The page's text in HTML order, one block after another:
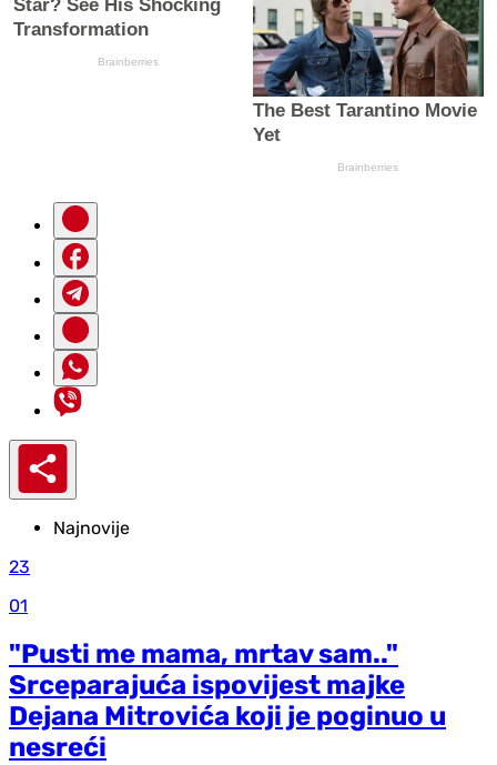
Najnovije
23
01
"Pusti me mama, mrtav sam.."
Srceparajuća ispovijest majke
Dejana Mitrovića koji je poginuo u
nesreći